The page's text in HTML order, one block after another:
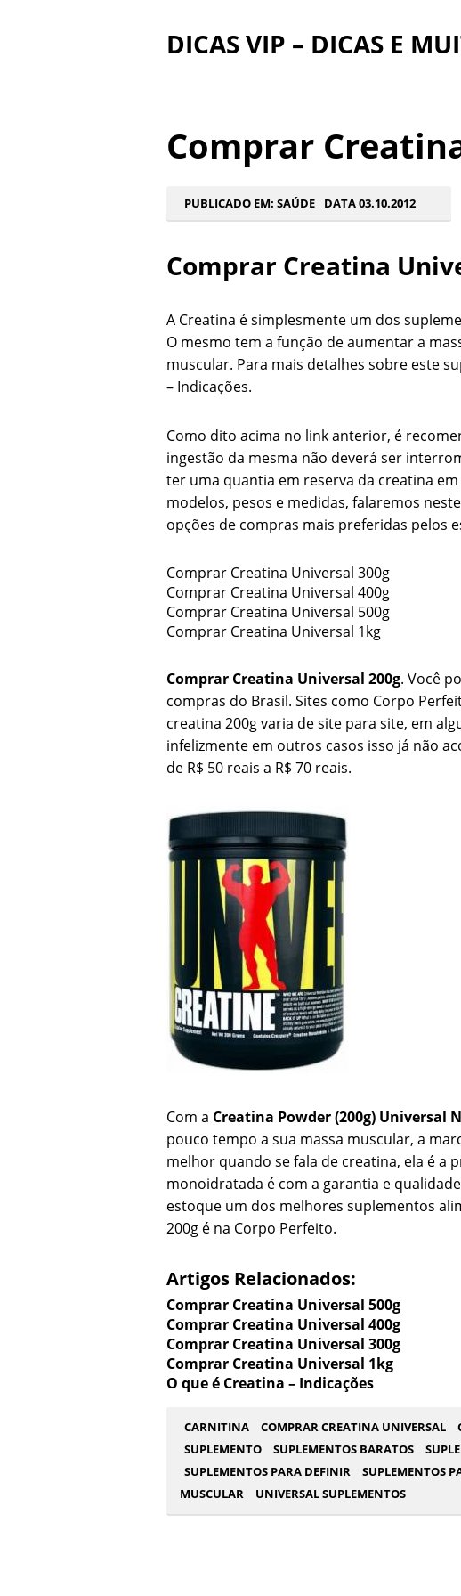
DICAS VIP – DICAS E
Comprar
PUBLICADO EM: SAÚDE DATA 03.10.2012
Comprar Creatina
A Creatina é simplesmente um dos
O mesmo tem a função de aumentar a
muscular. Para mais detalhes sobre este
– Indicações.
Como dito acima no link anterior, é
ingestão da mesma não deverá ser
ter uma quantia em reserva da creatina
modelos, pesos e medidas, falaremos
opções de compras mais preferidas pelos
Comprar Creatina Universal 300g
Comprar Creatina Universal 400g
Comprar Creatina Universal 500g
Comprar Creatina Universal 1kg
Comprar Creatina Universal 200g. Você
compras do Brasil. Sites como Corpo
creatina 200g varia de site para site, em
infelizmente em outros casos isso já não
de R$ 50 reais a R$ 70 reais.
Com a Creatina Powder (200g) Universal
pouco tempo a sua massa muscular, a
melhor quando se fala de creatina, ela é a
monoidratada é com a garantia e
estoque um dos melhores suplementos
200g é na Corpo Perfeito.
Artigos Relacionados:
Comprar Creatina Universal 500g
Comprar Creatina Universal 400g
Comprar Creatina Universal 300g
Comprar Creatina Universal 1kg
O que é Creatina – Indicações
CARNITINA COMPRAR CREATINA UNIVERSAL
SUPLEMENTO
SUPLEMENTOS BARATOS
SUPLEMENTOS PARA DEFINIR
SUPLEMENTOS
MUSCULAR
UNIVERSAL SUPLEMENTOS